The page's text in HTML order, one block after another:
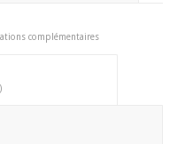
Informations
						Avis (0)